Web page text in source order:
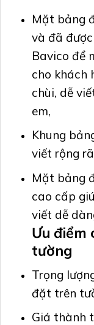
Mặt bảng
và đã
Bavico để
cho khách
chùi, dễ
em,
Khung
viết rộng
Mặt bảng
cao cấp
viết dễ
Ưu điểm
tường
Trọng
đặt trên
Giá thành